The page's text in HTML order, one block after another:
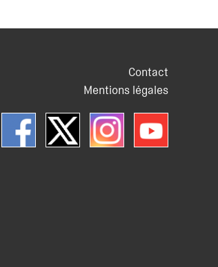
Contact
Mentions légales